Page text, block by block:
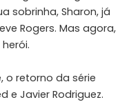
sobrinha, Sharon, já
Rogers. Mas agora,
o retorno da série
e Javier Rodriguez.